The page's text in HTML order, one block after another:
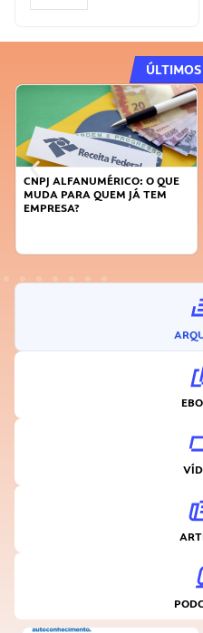
DICAS PARA OBTER CRÉDITO